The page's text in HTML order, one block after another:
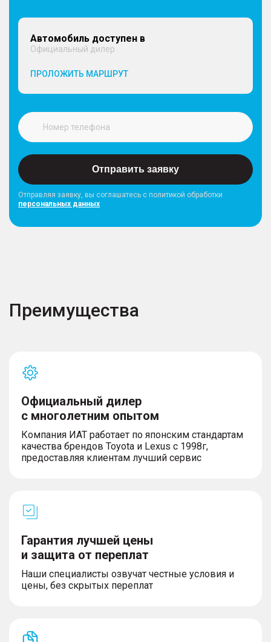
Автомобиль доступен в
Официальный дилер
ПРОЛОЖИТЬ МАРШРУТ
Отправить заявку
Отправляя заявку, вы соглашатесь с политикой обработки
персональных данных
Преимущества
Официальный дилер
с многолетним опытом
Компания ИАТ работает по японским стандартам
качества брендов Toyota и Lexus с 1998г,
предоставляя клиентам лучший сервис
Гарантия лучшей цены
и защита от переплат
Наши специалисты озвучат честные условия и
цены, без скрытых переплат